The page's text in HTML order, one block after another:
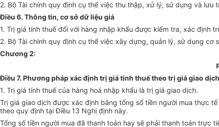
2. Bộ Tài chính quy định cụ thể việc thu thập, xử lý, sử dụng và lưu
Điều 6. Thông tin, cơ sở dữ liệu giá
1. Trị giá tính thuế đối với hàng nhập khẩu được kiểm tra, xác định
2. Bộ Tài chính quy định cụ thể việc xây dựng, quản lý, sử dụng cơ
Chương 2:
Điều 7. Phương pháp xác định trị giá tính thuế theo trị giá giao
1. Trị giá tính thuế của hàng hoá nhập khẩu là trị giá giao dịch.
Trị giá giao dịch được xác định bằng tổng số tiền người mua thực
theo quy định tại Điều 13 Nghị định này.
Tổng số tiền người mua đã thanh toán hay sẽ phải thanh toán trực